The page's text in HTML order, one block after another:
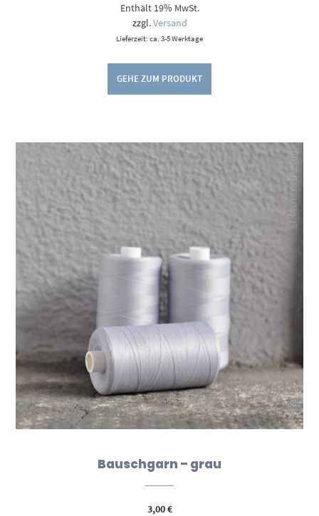
Enthält 19% MwSt.
zzgl.Versand
Lieferzeit: ca. 3-5 Werktage
GEHE ZUM PRODUKT
Bauschgarn – grau
3,00€